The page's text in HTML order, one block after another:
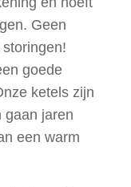
Geen
goede
ketels zijn
gaan jaren
een warm